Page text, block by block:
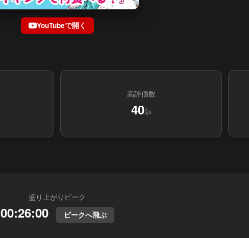
YouTubeで開く
高評価数
40👍
盛り上がりピーク
00:26:00 ピークへ飛ぶ